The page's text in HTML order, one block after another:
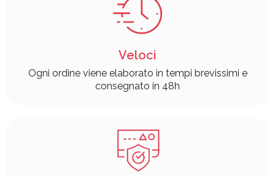
Veloci
Ogni ordine viene elaborato in tempi brevissimi e
consegnato in 48h